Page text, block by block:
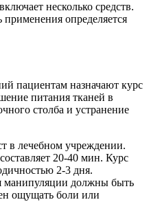
несколько средств.
определяется
пациентам назначают курс
питания тканей в
столба и устранение
в лечебном учреждении.
20-40 мин. Курс
2-3 дня.
манипуляции должны быть
ощущать боли или